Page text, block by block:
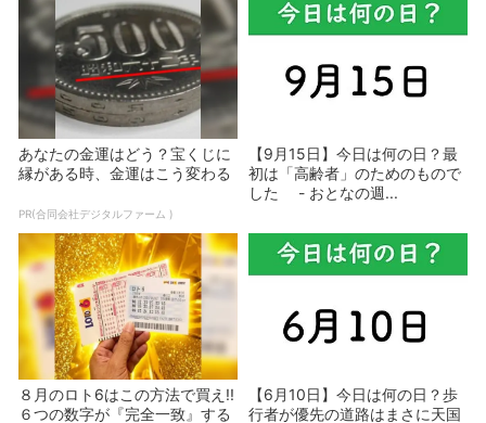
あなたの金運はどう？宝くじに
縁がある時、金運はこう変わる
PR(合同会社デジタルファーム )
【9月15日】今日は何の日？最
初は「高齢者」のためのもので
した - おとなの週...
８月のロト6はこの方法で買え!!
６つの数字が『完全一致』する
【6月10日】今日は何の日？歩
行者が優先の道路はまさに天国